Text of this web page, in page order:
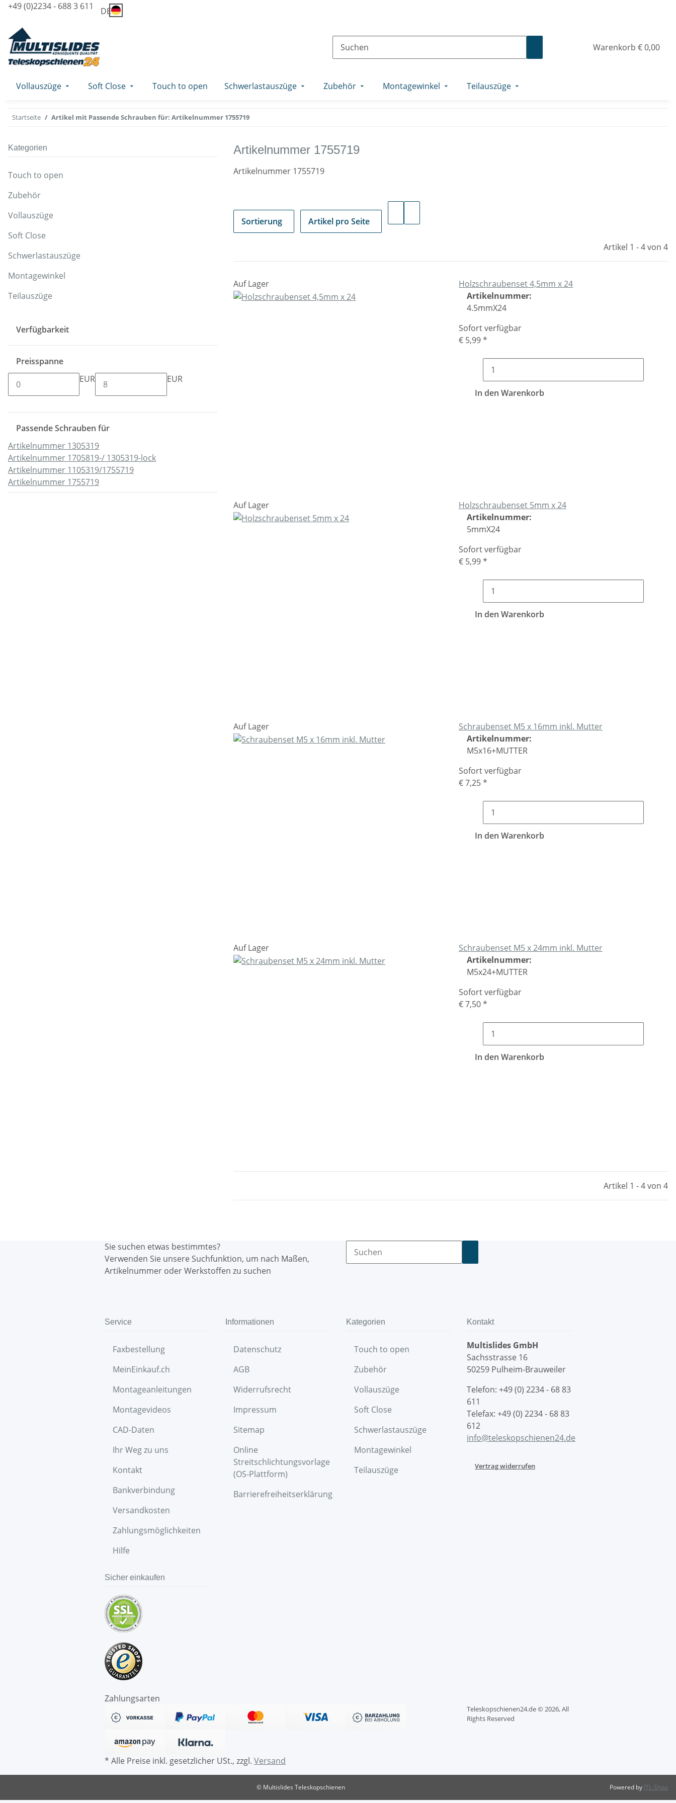
+49 (0)2234 - 688 3 611 DE
Warenkorb € 0,00
Vollauszüge Soft Close Touch to open Schwerlastauszüge Zubehör Montagewinkel Teilauszüge
Startseite Artikel mit Passende Schrauben für: Artikelnummer 1755719
Artikelnummer 1755719
Artikelnummer 1755719
Sortierung Artikel pro Seite
Artikel 1 - 4 von 4
Auf Lager
Holzschraubenset 4,5mm x 24
Artikelnummer:
4.5mmX24
Sofort verfügbar
€ 5,99*
In den Warenkorb
Auf Lager
Holzschraubenset 5mm x 24
Artikelnummer:
5mmX24
Sofort verfügbar
€ 5,99*
In den Warenkorb
Auf Lager
Schraubenset M5 x 16mm inkl. Mutter
Artikelnummer:
M5x16+MUTTER
Sofort verfügbar
€ 7,25*
In den Warenkorb
Auf Lager
Schraubenset M5 x 24mm inkl. Mutter
Artikelnummer:
M5x24+MUTTER
Sofort verfügbar
€ 7,50*
In den Warenkorb
Artikel 1 - 4 von 4
Kategorien
Touch to open
Zubehör
Vollauszüge
Soft Close
Schwerlastauszüge
Montagewinkel
Teilauszüge
Verfügbarkeit
Preisspanne
EUR
EUR
Passende Schrauben für
Artikelnummer 1305319
Artikelnummer 1705819-/ 1305319-lock
Artikelnummer 1105319/1755719
Artikelnummer 1755719
Sie suchen etwas bestimmtes?
Verwenden Sie unsere Suchfunktion, um nach Maßen,
Artikelnummer oder Werkstoffen zu suchen
Service
Faxbestellung
MeinEinkauf.ch
Montageanleitungen
Montagevideos
CAD-Daten
Ihr Weg zu uns
Kontakt
Bankverbindung
Versandkosten
Zahlungsmöglichkeiten
Hilfe
Informationen
Datenschutz
AGB
Widerrufsrecht
Impressum
Sitemap
Online
Streitschlichtungsvorlage
(OS-Plattform)
Barrierefreiheitserklärung
Kategorien
Touch to open
Zubehör
Vollauszüge
Soft Close
Schwerlastauszüge
Montagewinkel
Teilauszüge
Kontakt
Multislides GmbH
Sachsstrasse 16
50259 Pulheim-Brauweiler
Telefon: +49 (0) 2234 - 68 83
611
Telefax: +49 (0) 2234 - 68 83
612
info@teleskopschienen24.de
Vertrag widerrufen
Sicher einkaufen
Zahlungsarten
Teleskopschienen24.de © 2026, All
Rights Reserved
* Alle Preise inkl. gesetzlicher USt., zzgl. Versand
© Multislides Teleskopschienen Powered by JTL-Shop